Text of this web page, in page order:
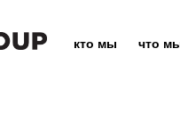
кто мы что